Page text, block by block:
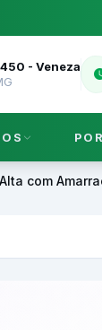
- Veneza
com